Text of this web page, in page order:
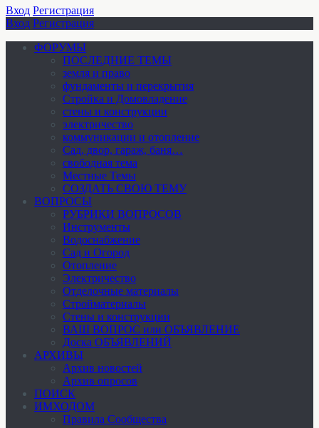
Вход Регистрация
Вход Регистрация
ФОРУМЫ
ПОСЛЕДНИЕ ТЕМЫ
земля и право
фундаменты и перекрытия
Стройка и Домовладение
стены и конструкции
электричество
коммуникации и отопление
Cад, двор, гараж, баня…
свободная тема
Местные Темы
СОЗДАТЬ СВОЮ ТЕМУ
ВОПРОСЫ
РУБРИКИ ВОПРОСОВ
Инструменты
Водоснабжение
Сад и Огород
Отопление
Электричество
Отделочные материалы
Стройматериалы
Стены и конструкции
ВАШ ВОПРОС или ОБЪЯВЛЕНИЕ
Доска ОБЪЯВЛЕНИЙ
АРХИВЫ
Архив новостей
Архив опросов
ПОИСК
ИМХОДОМ
Правила Сообщества